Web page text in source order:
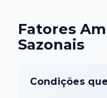
Fatores
Sazonais
Condições